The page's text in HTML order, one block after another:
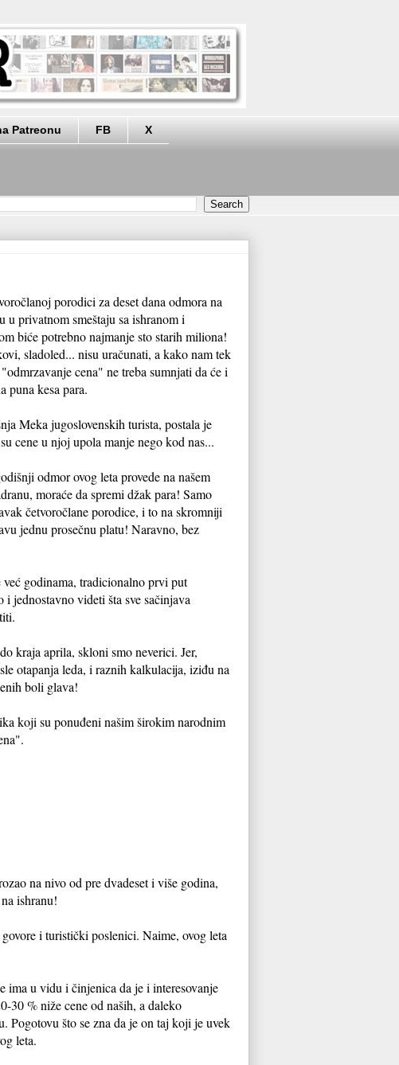
Patreonu FB X
porodici za deset dana odmora na
u privatnom smeštaju sa ishranom i
biće potrebno najmanje sto starih miliona!
sladoled... nisu uračunati, a kako nam tek
cena" ne treba sumnjati da će i
puna kesa para.
Meka jugoslovenskih turista, postala je
cene u njoj upola manje nego kod nas...
odmor ovog leta provede na našem
moraće da spremi džak para! Samo
četvoročlane porodice, i to na skromniji
jednu prosečnu platu! Naravno, bez
godinama, tradicionalno prvi put
jednostavno videti šta sve sačinjava
kraja aprila, skloni smo neverici. Jer,
otapanja leda, i raznih kalkulacija, iziđu na
boli glava!
koji su ponuđeni našim širokim narodnim
na nivo od pre dvadeset i više godina,
ishranu!
i turistički poslenici. Naime, ovog leta
ima u vidu i činjenica da je i interesovanje
30 % niže cene od naših, a daleko
Pogotovu što se zna da je on taj koji je uvek
leta.